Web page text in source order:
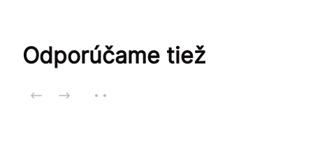
Odporúčame tiež